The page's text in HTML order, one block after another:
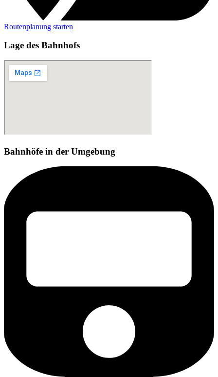
Routenplanung starten
Lage des Bahnhofs
Bahnhöfe in der Umgebung